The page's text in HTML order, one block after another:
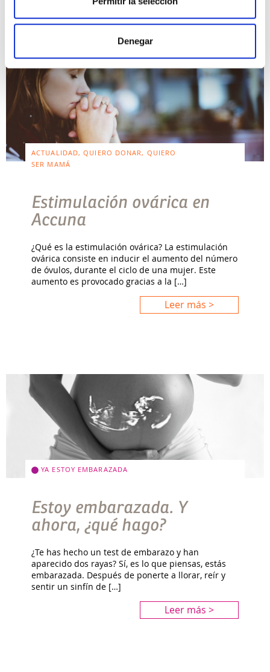
Denegar
ACTUALIDAD, QUIERO DONAR, QUIERO
SER MAMÁ
Estimulación ovárica en
Accuna
¿Qué es la estimulación ovárica? La estimulación
ovárica consiste en inducir el aumento del número
de óvulos, durante el ciclo de una mujer. Este
aumento es provocado gracias a la […]
Leer más >
YA ESTOY EMBARAZADA
Estoy embarazada. Y
ahora, ¿qué hago?
¿Te has hecho un test de embarazo y han
aparecido dos rayas? Sí, es lo que piensas, estás
embarazada. Después de ponerte a llorar, reír y
sentir un sinfín de […]
Leer más >